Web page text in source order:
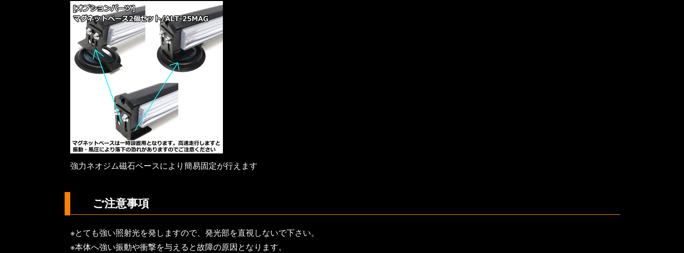
強力ネオジム磁石ベースにより簡易固定が行えます
ご注意事項
※とても強い照射光を発しますので、発光部を直視しないで下さい。
※本体へ強い振動や衝撃を与えると故障の原因となります。